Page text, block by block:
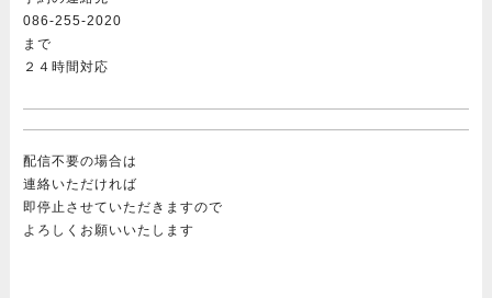
086-255-2020
まで
２４時間対応
配信不要の場合は
連絡いただければ
即停止させていただきますので
よろしくお願いいたします